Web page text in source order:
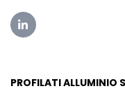
PROFILATI ALLUMINIO